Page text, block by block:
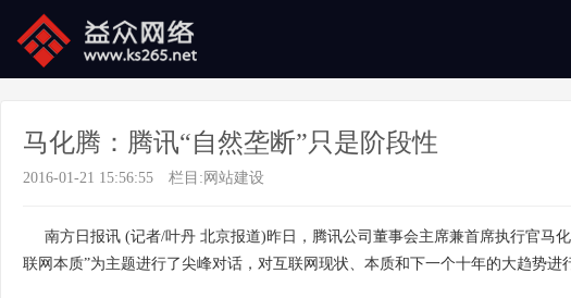
马化腾：腾讯“自然垄断”只是阶段性
2016-01-21 15:56:55 栏目: 网站建设
南方日报讯 (记者/叶丹 北京报道)昨日，腾讯公司董事会主席兼首席执行官
联网本质”为主题进行了尖峰对话，对互联网现状、本质和下一个十年的大趋势进